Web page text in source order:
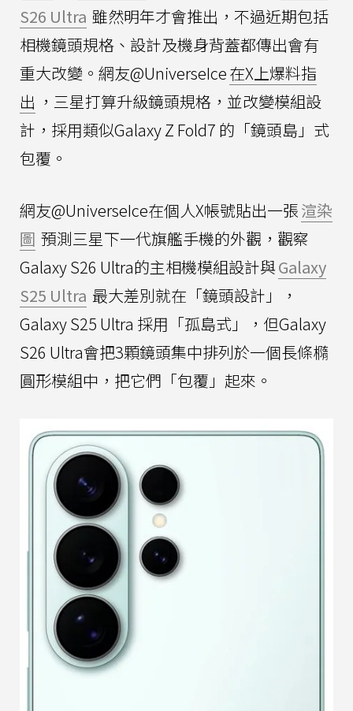
S26 Ultra 雖然明年才會推出，不過近期包括
相機鏡頭規格、設計及機身背蓋都傳出會有
重大改變。網友@UniverseIce在X上爆料指
出 ，三星打算升級鏡頭規格，並改變模組設
計，採用類似Galaxy Z Fold7 的「鏡頭島」式
包覆。
網友@UniverseIce在個人X帳號貼出一張渲染
圖 預測三星下一代旗艦手機的外觀，觀察
Galaxy S26 Ultra的主相機模組設計與Galaxy
S25 Ultra 最大差別就在「鏡頭設計」，
Galaxy S25 Ultra 採用「孤島式」，但Galaxy
S26 Ultra會把3顆鏡頭集中排列於一個長條橢
圓形模組中，把它們「包覆」起來。